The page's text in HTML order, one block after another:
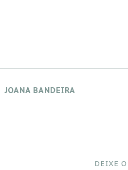
JOANA BANDEIRA
DEIXE